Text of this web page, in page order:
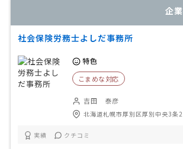
企
社会保険労務士よしだ事務所
特色
こまめな対応
吉田 泰彦
北海道札幌市厚別区厚別中央3
実績 クチコミ